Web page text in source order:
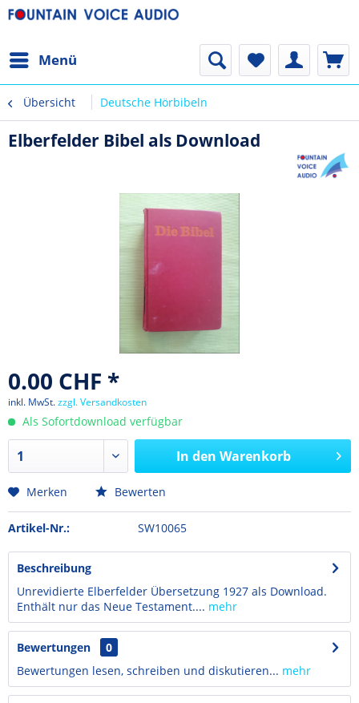
Menü
Übersicht Deutsche Hörbibeln
Elberfelder Bibel als Download
0.00 CHF *
inkl. MwSt.zzgl. Versandkosten
Als Sofortdownload verfügbar
In den Warenkorb
Merken Bewerten
Artikel-Nr.: SW10065
Beschreibung
Unrevidierte Elberfelder Übersetzung 1927 als Download.
Enthält nur das Neue Testament.... mehr
Bewertungen
0
Bewertungen lesen, schreiben und diskutieren... mehr